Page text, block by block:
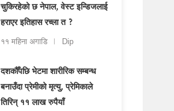
चुकिरहेको छ नेपाल, वेस्ट इन्डिजलाई
हराएर इतिहास रच्ला त ?
११ महिना अगाडि Dip
दशकौँपछि भेटमा शारीरिक सम्बन्ध
बनाउँदा प्रेमीको मृत्यु, प्रेमिकाले
तिरिन् ११ लाख रुपैयाँ